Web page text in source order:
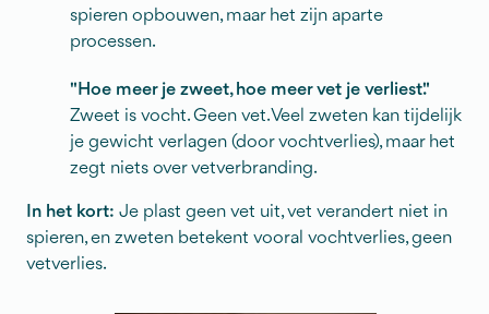
spieren opbouwen, maar het zijn aparte
processen.
"Hoe meer je zweet, hoe meer vet je verliest."
Zweet is vocht. Geen vet. Veel zweten kan tijdelijk
je gewicht verlagen (door vochtverlies), maar het
zegt niets over vetverbranding.
In het kort: Je plast geen vet uit, vet verandert niet in
spieren, en zweten betekent vooral vochtverlies, geen
vetverlies.